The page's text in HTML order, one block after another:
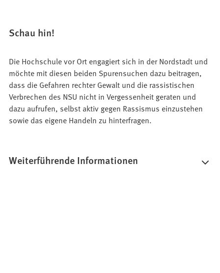
Schau hin!
Die Hochschule vor Ort engagiert sich in der Nordstadt und
möchte mit diesen beiden Spurensuchen dazu beitragen,
dass die Gefahren rechter Gewalt und die rassistischen
Verbrechen des NSU nicht in Vergessenheit geraten und
dazu aufrufen, selbst aktiv gegen Rassismus einzustehen
sowie das eigene Handeln zu hinterfragen.
Weiterführende Informationen